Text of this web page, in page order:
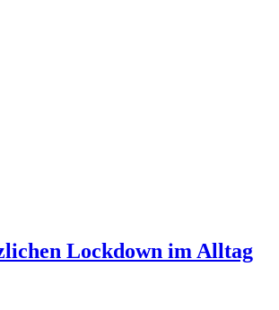
Lockdown im Alltag